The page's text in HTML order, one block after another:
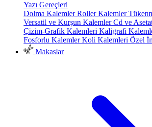
Yazı Gereçleri
Dolma KalemlerRoller Kalemler
Versatil ve Kurşun KalemlerCd ve
Çizim-Grafik Kalemleri Kaligrafi
Fosforlu KalemlerKoli Kalemleri Özel
Makaslar